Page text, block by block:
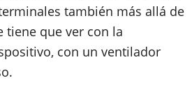
también más allá de
tiene que ver con la
con un ventilador